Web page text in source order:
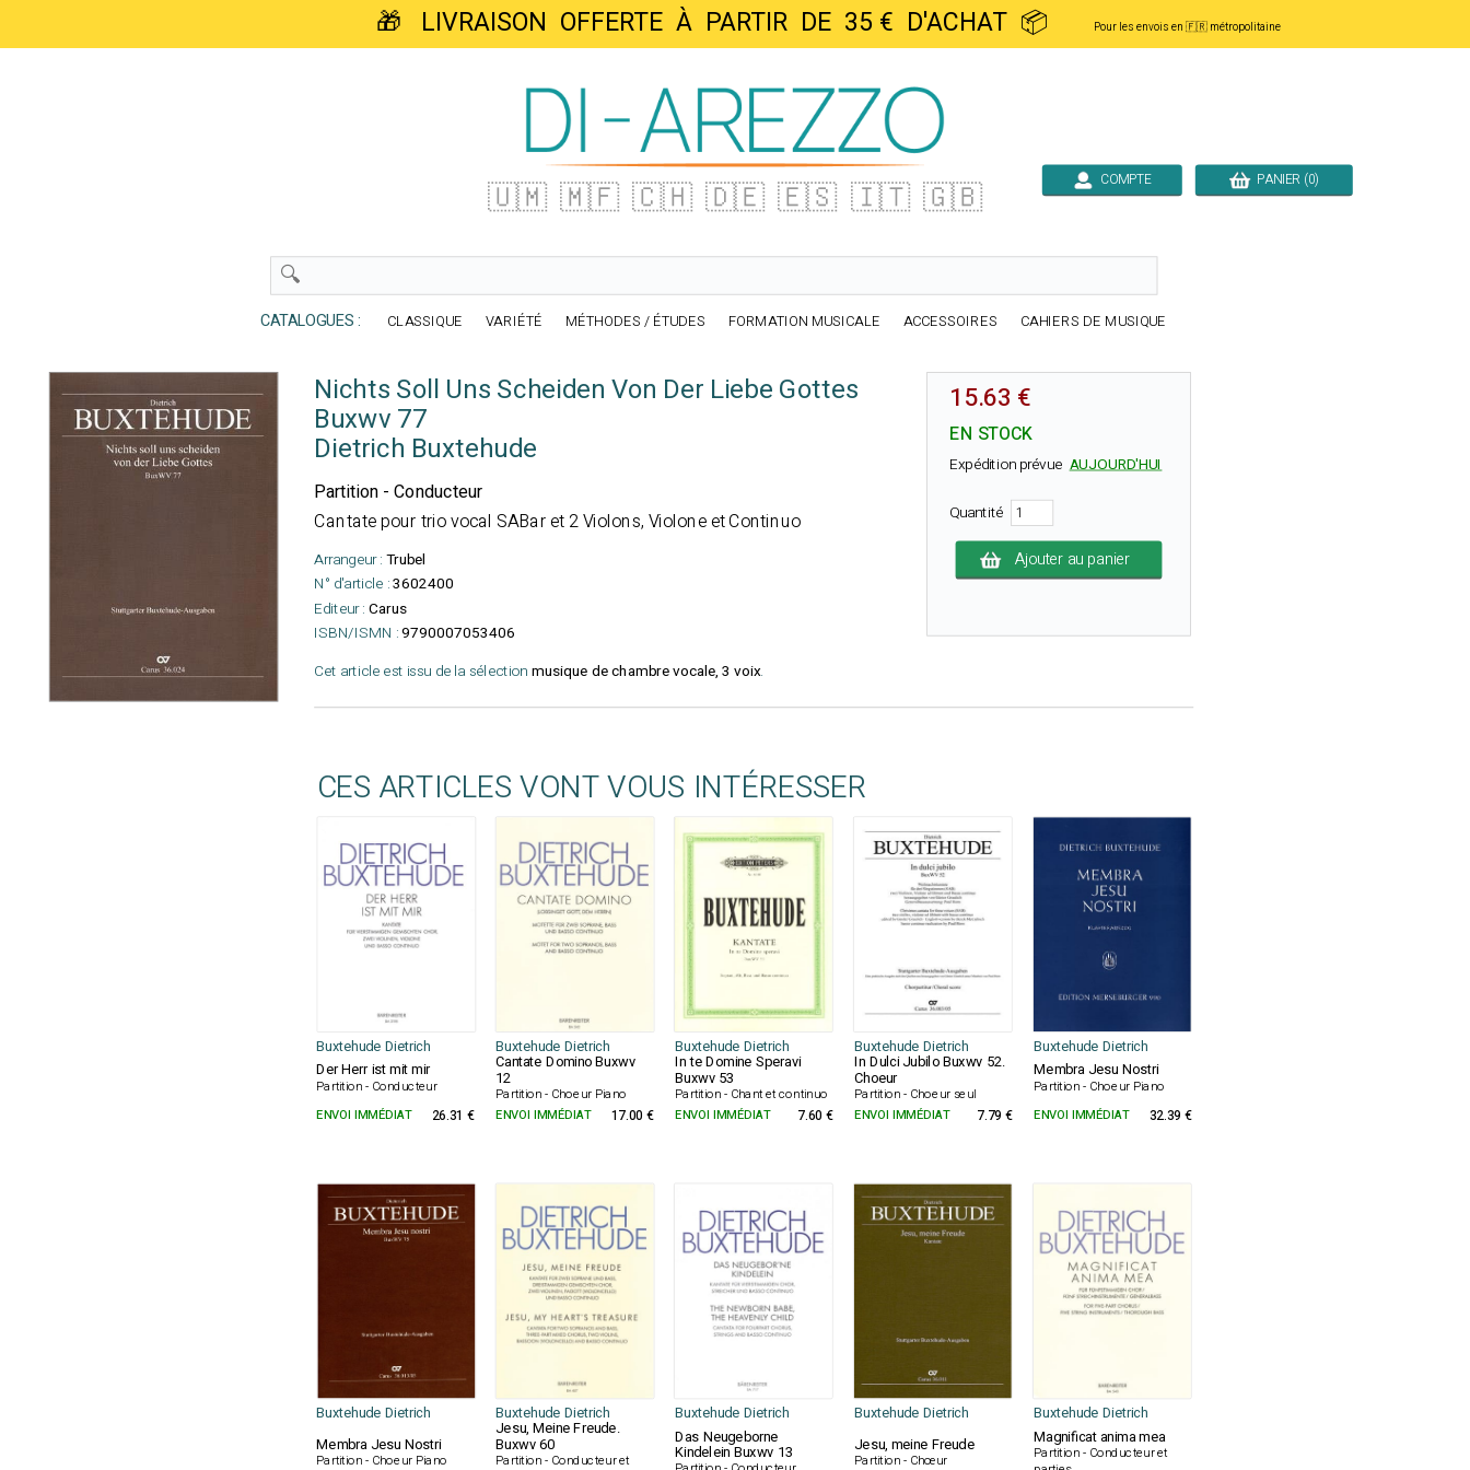
🎁 LIVRAISON OFFERTE À PARTIR DE 35 € D'ACHAT 📦 Pour les envois en 🇫🇷 métropolitaine
🇺🇲 🇲🇫 🇨🇭 🇩🇪 🇪🇸 🇮🇹 🇬🇧 COMPTE PANIER (0)
CATALOGUES : CLASSIQUE VARIÉTÉ MÉTHODES / ÉTUDES FORMATION MUSICALE ACCESSOIRES CAHIERS DE MUSIQUE
Nichts Soll Uns Scheiden Von Der Liebe Gottes
Buxwv 77
Dietrich Buxtehude
Partition - Conducteur
Cantate pour trio vocal SABar et 2 Violons, Violone et Continuo
Arrangeur : Trubel
N° d'article :3602400
Editeur : Carus
ISBN/ISMN :9790007053406
Cet article est issu de la sélection musique de chambre vocale, 3 voix.
15.63 €
EN STOCK
Expédition prévueAUJOURD'HUI
Quantité
Ajouter au panier
CES ARTICLES VONT VOUS INTÉRESSER
Buxtehude Dietrich Buxtehude Dietrich Buxtehude Dietrich Buxtehude Dietrich
Buxtehude Dietrich
Der Herr ist mit mir
Partition - Conducteur
Cantate Domino Buxwv
12
Partition - Choeur Piano
In te Domine Speravi
Buxwv 53
Partition - Chant et continuo
In Dulci Jubilo Buxwv 52.
Choeur
Partition - Choeur seul
Membra Jesu Nostri
Partition - Choeur Piano
ENVOI IMMÉDIAT
26.31 € ENVOI IMMÉDIAT 17.00 € ENVOI IMMÉDIAT 7.60 € ENVOI IMMÉDIAT 7.79 € ENVOI IMMÉDIAT 32.39 €
Buxtehude Dietrich Buxtehude Dietrich Buxtehude Dietrich Buxtehude Dietrich Buxtehude Dietrich
Membra Jesu Nostri
Partition - Choeur Piano
Jesu, Meine Freude.
Buxwv 60
Partition - Conducteur et
Das Neugeborne
Kindelein Buxwv 13 Jesu, meine Freude
Partition - Chœur
Magnificat anima mea
Partition - Conducteur et